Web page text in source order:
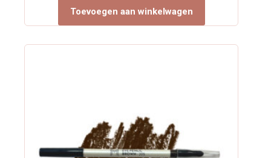
Toevoegen aan winkelwagen